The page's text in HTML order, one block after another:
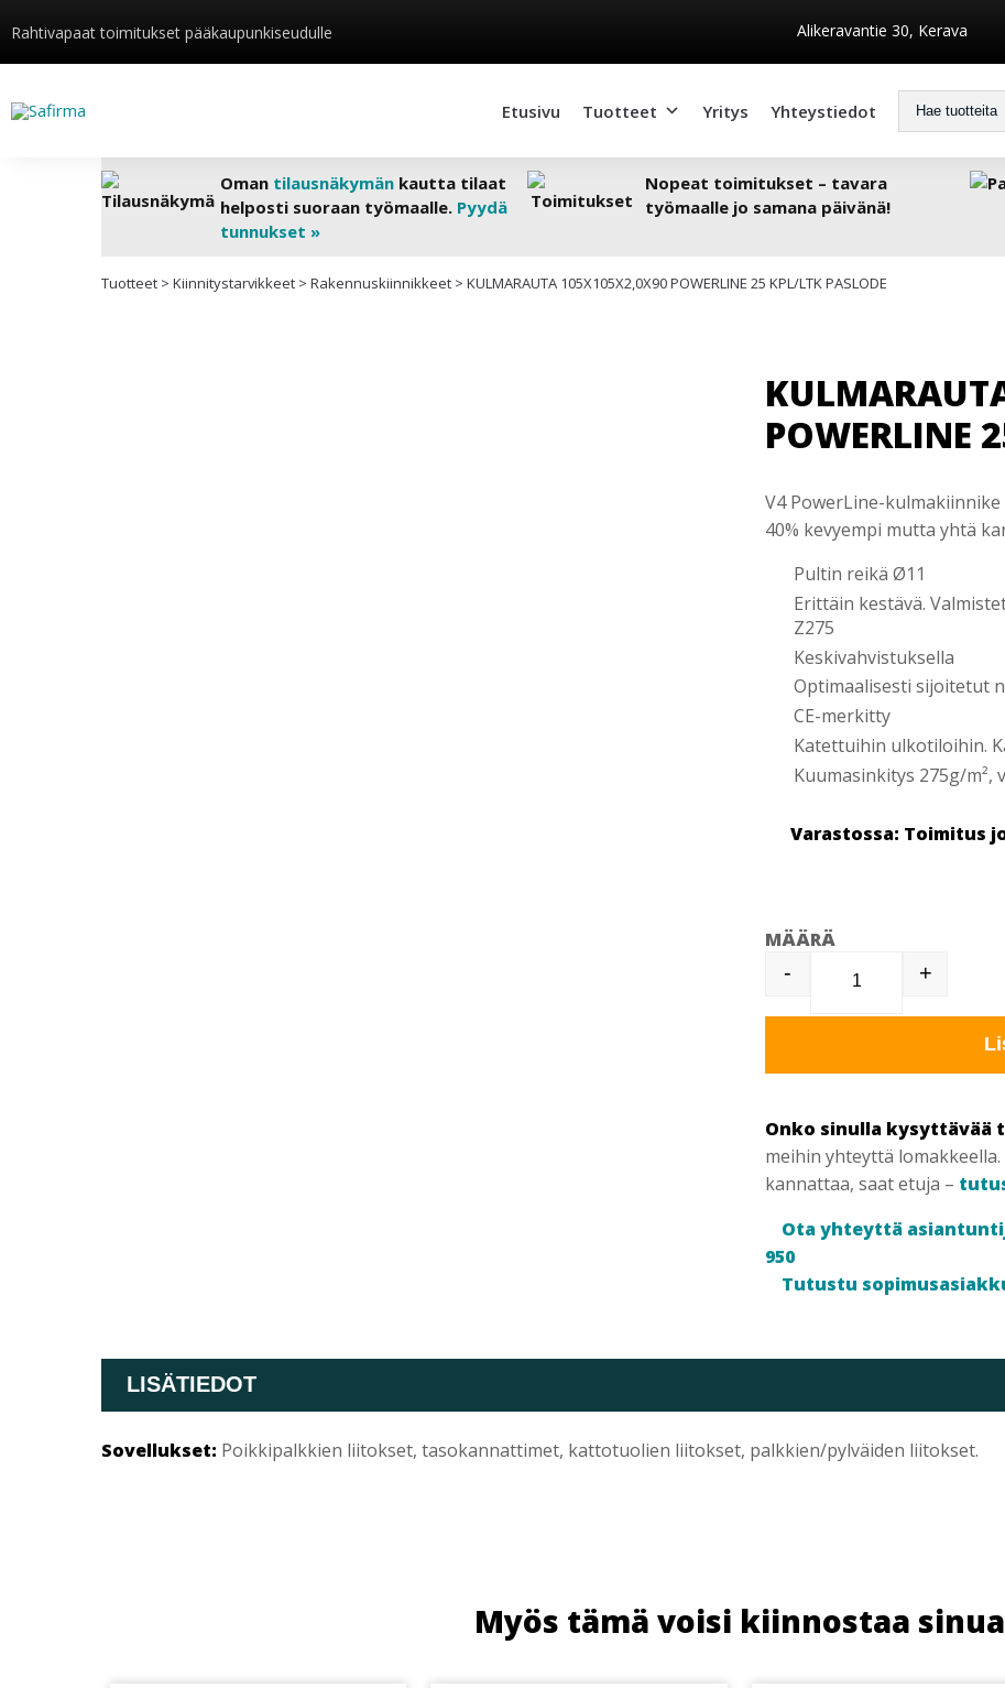
Rahtivapaat toimitukset pääkaupunkiseudulle Alikeravantie 30, Kerava
Etusivu Tuotteet Yritys Yhteystiedot
Oman tilausnäkymänkautta tilaat
helposti suoraan työmaalle. Pyydä
tunnukset »
Nopeat toimitukset – tavara
työmaalle jo samana päivänä!
Tuotteet > Kiinnitys­tarvikkeet > Rakennuskiinnikkeet > KULMARAUTA 105X105X2,0X90 POWERLINE 25 KPL/LTK PASLODE
POWERLINE
V4 PowerLine-
40% kevyempi mutta yhtä
Pultin reikä Ø11
Erittäin kestävä.
Z275
Keskivahvistuksella
Optimaalisesti sijoitetut
CE-merkitty
Katettuihin ulkotiloihin.
Kuumasinkitys 275g/m²,
Varastossa: Toimitus
MÄÄRÄ
KULMARAUTA
- +
Onko sinulla kysyttävää
meihin yhteyttä
kannattaa, saat etuja –
Ota yhteyttä
950
Tutustu
LISÄTIEDOT
Sovellukset: Poikkipalkkien liitokset, tasokannattimet, kattotuolien liitokset, palkkien/pylväiden liitokset.
Myös tämä voisi kiinnostaa sinua